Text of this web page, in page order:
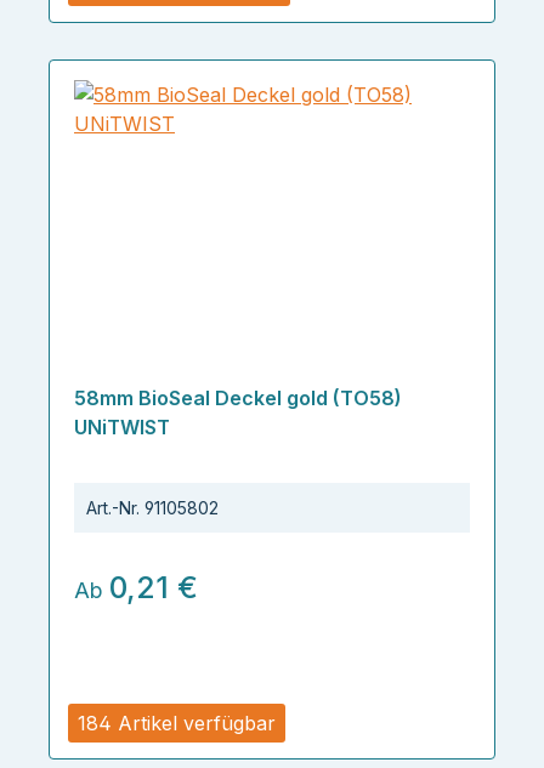
184 Artikel verfügbar
58mm BioSeal Deckel gold (TO58)
UNiTWIST
Art.-Nr. 91105802
Ab 0,21 €